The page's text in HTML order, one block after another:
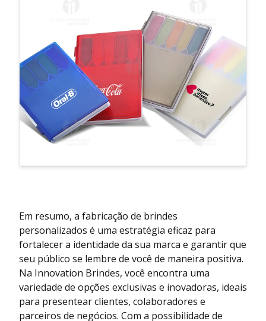
Em resumo, a fabricação de brindes
personalizados é uma estratégia eficaz para
fortalecer a identidade da sua marca e garantir que
seu público se lembre de você de maneira positiva.
Na Innovation Brindes, você encontra uma
variedade de opções exclusivas e inovadoras, ideais
para presentear clientes, colaboradores e
parceiros de negócios. Com a possibilidade de